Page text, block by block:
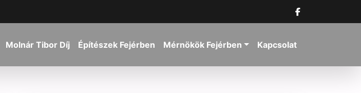
Molnár Tibor Díj Építészek Fejérben Mérnökök Fejérben Kapcsolat